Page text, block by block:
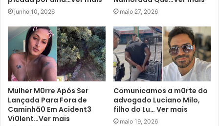
junho 10, 2026 maio 27, 2026
Mulher M0rre Após Ser
Lançada Para Fora de
Caminhã0 Em Acident3
Vi0lent…Ver mais
Comunicamos a m0rte do
advogado Luciano Milo,
filho do Lu… Ver mais
maio 19, 2026